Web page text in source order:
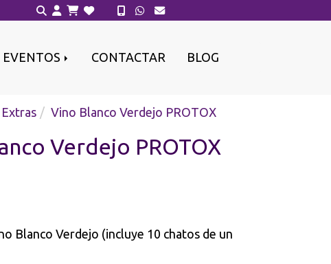
EVENTOS CONTACTAR BLOG
Extras Vino Blanco Verdejo PROTOX
Verdejo PROTOX
Blanco Verdejo (incluye 10 chatos de un